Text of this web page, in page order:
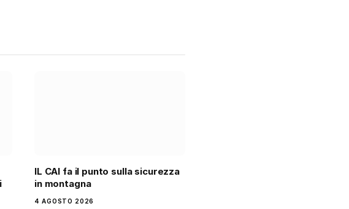
IL CAI fa il punto sulla sicurezza
in montagna
4 AGOSTO 2026